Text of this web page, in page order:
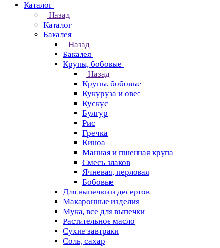
Каталог
Назад
Каталог
Бакалея
Назад
Бакалея
Крупы, бобовые
Назад
Крупы, бобовые
Кукуруза и овес
Кускус
Булгур
Рис
Гречка
Киноа
Манная и пшенная крупа
Смесь злаков
Ячневая, перловая
Бобовые
Для выпечки и десертов
Макаронные изделия
Мука, все для выпечки
Растительное масло
Сухие завтраки
Соль, сахар